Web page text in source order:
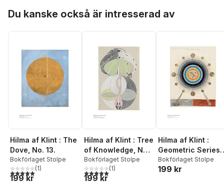
Du kanske också är intresserad av
Hilma af Klint : The
Dove, No. 13.
Bokförlaget Stolpe
5,0utav 5 stjärnor. Totalt antal röster:
(1)
199 kr
Hilma af Klint : Tree
of Knowledge, No.
5.
Bokförlaget Stolpe
5,0utav 5 stjärnor. Totalt antal röster:
(1)
199 kr
Hilma af Klint :
Geometric Series
VI, No. 7
Bokförlaget Stolpe
199 kr